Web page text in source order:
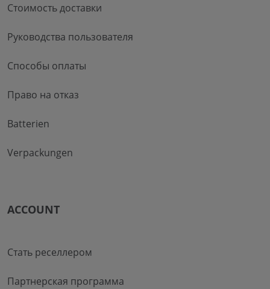
Стоимость доставки
Руководства пользователя
Способы оплаты
Право на отказ
Batterien
Verpackungen
ACCOUNT
Стать реселлером
Партнерская программа